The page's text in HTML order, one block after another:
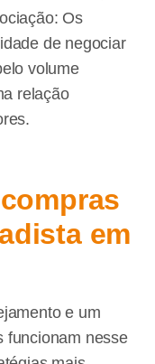
Os
de negociar
volume
relação
em
e um
funcionam nesse